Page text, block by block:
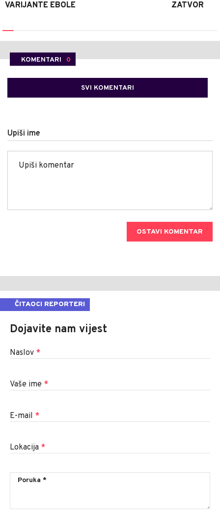
VARIJANTE EBOLE
ZATVOR
KOMENTARI 0
SVI KOMENTARI
Upiši ime
OSTAVI KOMENTAR
ČITAOCI REPORTERI
Dojavite nam vijest
Naslov *
Vaše ime *
E-mail *
Lokacija *